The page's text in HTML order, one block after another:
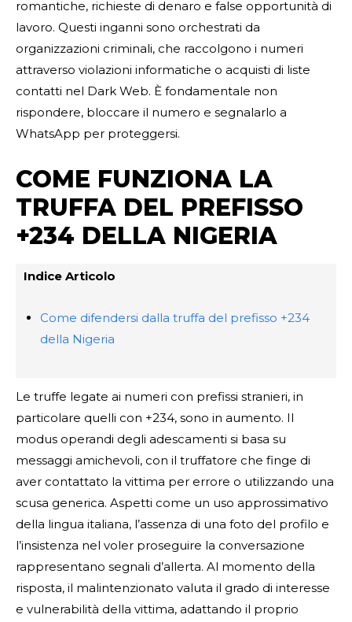
romantiche, richieste di denaro e false opportunità di
lavoro. Questi inganni sono orchestrati da
organizzazioni criminali, che raccolgono i numeri
attraverso violazioni informatiche o acquisti di liste
contatti nel Dark Web. È fondamentale non
rispondere, bloccare il numero e segnalarlo a
WhatsApp per proteggersi.
COME FUNZIONA LA
TRUFFA DEL PREFISSO
+234 DELLA NIGERIA
Indice Articolo
Come difendersi dalla truffa del prefisso +234
della Nigeria
Le truffe legate ai numeri con prefissi stranieri, in
particolare quelli con +234, sono in aumento. Il
modus operandi degli adescamenti si basa su
messaggi amichevoli, con il truffatore che finge di
aver contattato la vittima per errore o utilizzando una
scusa generica. Aspetti come un uso approssimativo
della lingua italiana, l’assenza di una foto del profilo e
l’insistenza nel voler proseguire la conversazione
rappresentano segnali d’allerta. Al momento della
risposta, il malintenzionato valuta il grado di interesse
e vulnerabilità della vittima, adattando il proprio